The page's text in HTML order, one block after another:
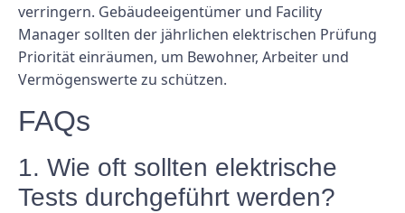
verringern. Gebäudeeigentümer und Facility
Manager sollten der jährlichen elektrischen Prüfung
Priorität einräumen, um Bewohner, Arbeiter und
Vermögenswerte zu schützen.
FAQs
1. Wie oft sollten elektrische
Tests durchgeführt werden?